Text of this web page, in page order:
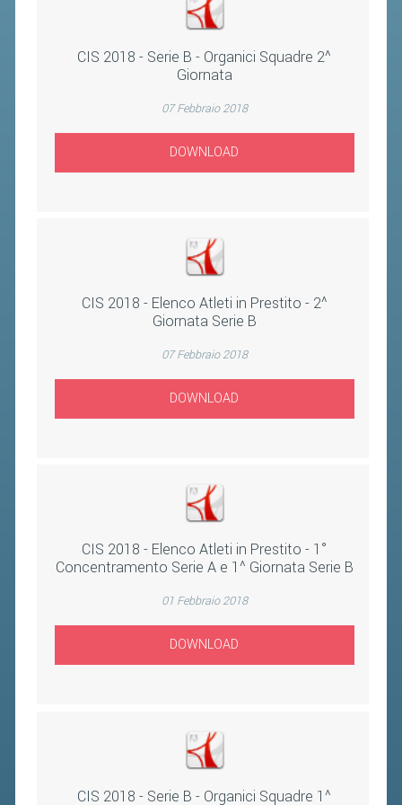
CIS 2018 - Serie B - Organici Squadre 2^
Giornata
07 Febbraio 2018
DOWNLOAD
CIS 2018 - Elenco Atleti in Prestito - 2^
Giornata Serie B
07 Febbraio 2018
DOWNLOAD
CIS 2018 - Elenco Atleti in Prestito - 1°
Concentramento Serie A e 1^ Giornata Serie B
01 Febbraio 2018
DOWNLOAD
CIS 2018 - Serie B - Organici Squadre 1^
ATLETI D'INTERESSE NAZIONALE
SCHEDE ATLETI
PROMOZIONE
NUOVI GIOCHI DELLA GIOVENTÙ
ENTI DI PROMOZIONE SPORTIVA
PROGETTI SPORT E SALUTE
FORMAZIONE
MATERIALE DIDATTICO
CONVENZIONI UNIVERSITÀ
DOCENTI FORMATORI
(D)ISTANTI DI B@DMINTON
ALBI FEDERALI
AMMISSIONE, AFFILIAZIONE E
REVOCA DI SOCIETÀ, ASSOCIAZIONI
E TESSERATI